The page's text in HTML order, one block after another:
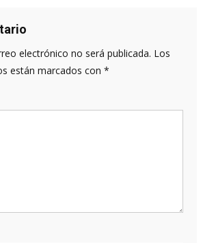
electrónico no será publicada. Los
están marcados con *